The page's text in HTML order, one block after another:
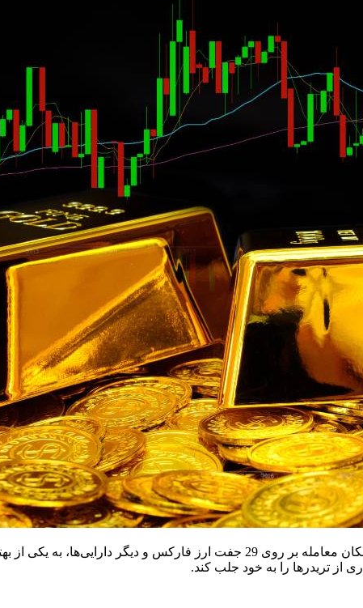
با ارائه پلتفرم کارآمد و امن، پشتیبانی حرفه‌ای، و امکان معامله بر روی
از تریدرها را به خود جلب کند.